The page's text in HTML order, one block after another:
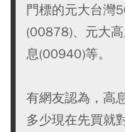
門標的元大台灣
(00878)、元大
息(00940)等。
有網友認為，高
多少現在先買就